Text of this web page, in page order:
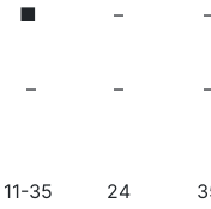
■ –
– –
11-35 24